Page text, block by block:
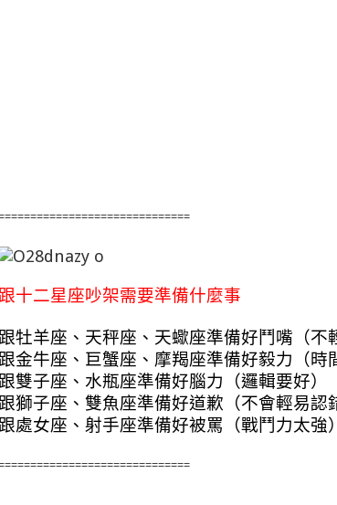
跟十二星座吵架需要準備什麼事
跟牡羊座、天秤座、天蠍座準備好鬥嘴（不
跟金牛座、巨蟹座、摩羯座準備好毅力（時
跟雙子座、水瓶座準備好腦力（邏輯要好）
跟獅子座、雙魚座準備好道歉（不會輕易認
跟處女座、射手座準備好被罵（戰鬥力太強）